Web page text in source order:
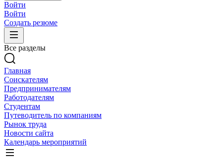
Войти
Войти
Создать резюме
Все разделы
Главная
Соискателям
Предпринимателям
Работодателям
Студентам
Путеводитель по компаниям
Рынок труда
Новости сайта
Календарь мероприятий